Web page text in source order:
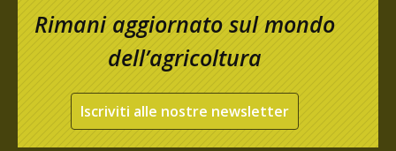
Rimani aggiornato sul mondo
dell’agricoltura
Iscriviti alle nostre newsletter